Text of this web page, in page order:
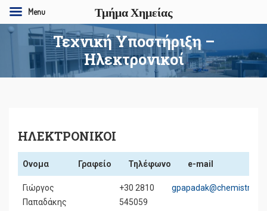
Τεχνική Υποστήριξη –
Ηλεκτρονικοί
ΗΛΕΚΤΡΟΝΙΚΟΙ
Ονομα Γραφείο Τηλέφωνο
e-mail
Ονομα
Τηλέφωνο
Γιώργος
Παπαδάκης
+30 2810
545059
Menu Τμήμα Χημείας